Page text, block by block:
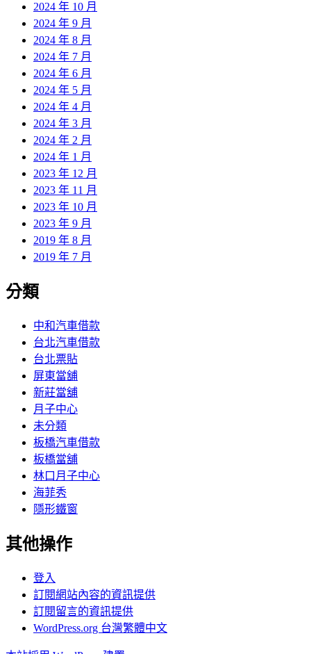
2024 年 10 月
2024 年 9 月
2024 年 8 月
2024 年 7 月
2024 年 6 月
2024 年 5 月
2024 年 4 月
2024 年 3 月
2024 年 2 月
2024 年 1 月
2023 年 12 月
2023 年 11 月
2023 年 10 月
2023 年 9 月
2019 年 8 月
2019 年 7 月
分類
中和汽車借款
台北汽車借款
台北票貼
屏東當舖
新莊當舖
月子中心
未分類
板橋汽車借款
板橋當舖
林口月子中心
海菲秀
隱形鐵窗
其他操作
登入
訂閱網站內容的資訊提供
訂閱留言的資訊提供
WordPress.org 台灣繁體中文